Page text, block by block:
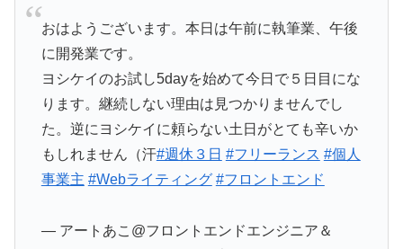
おはようございます。本日は午前に執筆業、午後
に開発業です。
ヨシケイのお試し5dayを始めて今日で５日目にな
ります。継続しない理由は見つかりませんでし
た。逆にヨシケイに頼らない土日がとても辛いか
もしれません（汗#週休３日 #フリーランス #個人
事業主 #Webライティング #フロントエンド
— アートあこ@フロントエンドエンジニア＆